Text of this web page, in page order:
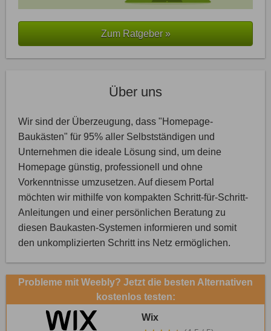
Zum Ratgeber »
Über uns
Wir sind der Überzeugung, dass "Homepage-
Baukästen" für 95% aller Selbstständigen und
Unternehmen die ideale Lösung sind, um deine
Homepage günstig, professionell und ohne
Vorkenntnisse umzusetzen. Auf diesem Portal
möchten wir mithilfe von kompakten Schritt-für-Schritt-
Anleitungen und einer persönlichen Beratung zu
diesen Baukasten-Systemen informieren und somit
den unkomplizierten Schritt ins Netz ermöglichen.
Probleme mit Weebly? Jetzt die besten Alternativen
kostenlos testen:
Wix